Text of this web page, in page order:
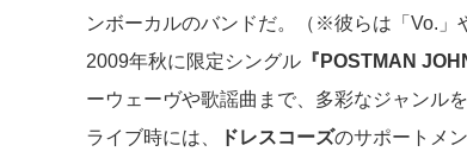
ンボーカルのバンドだ。（※彼らは「Vo.」
2009年秋に限定シングル 『POSTMAN
ーウェーヴや歌謡曲まで、多彩なジャンル
ライブ時には、
ドレスコーズのサポートメ